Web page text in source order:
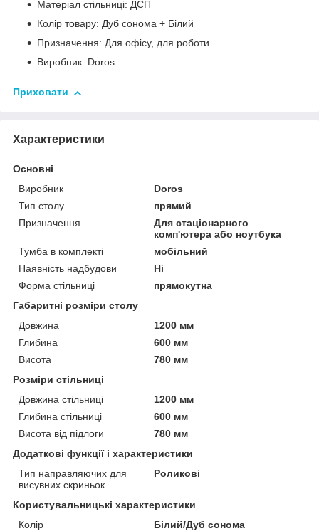
Матеріал стільниці: ДСП
Колір товару: Дуб сонома + Білий
Призначення: Для офісу, для роботи
Виробник: Doros
Приховати
Характеристики
Основні
Виробник
Doros
Тип столу
прямий
Призначення
Для стаціонарного
комп'ютера або ноутбука
Тумба в комплекті
мобільний
Наявність надбудови
Ні
Форма стільниці
прямокутна
Габаритні розміри столу
Довжина
1200 мм
Глибина
600 мм
Висота
780 мм
Розміри стільниці
Довжина стільниці
1200 мм
Глибина стільниці
600 мм
Висота від підлоги
780 мм
Додаткові функції і характеристики
Тип направляючих для
висувних скриньок
Роликові
Користувальницькі характеристики
Колір
Білий/Дуб сонома